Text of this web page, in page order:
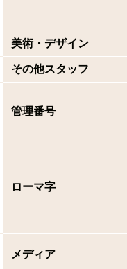
美術・デザイン
その他スタッフ
管理番号
ローマ字
メディア